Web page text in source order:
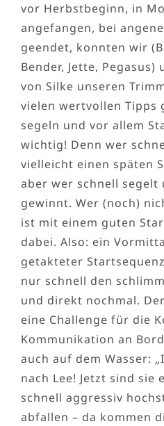
vor Herbstbeginn, in
angefangen, bei
geendet, konnten wir
Bender, Jette,
von Silke unseren
vielen wertvollen Tipps
segeln und vor allem
wichtig! Denn wer
vielleicht einen späten
aber wer schnell
gewinnt. Wer (noch)
ist mit einem guten
dabei. Also: ein
getakteter
nur schnell den
und direkt nochmal.
eine Challenge für die
Kommunikation an
auch auf dem Wasser:
nach Lee! Jetzt sind sie
schnell aggressiv
abfallen – da kommen